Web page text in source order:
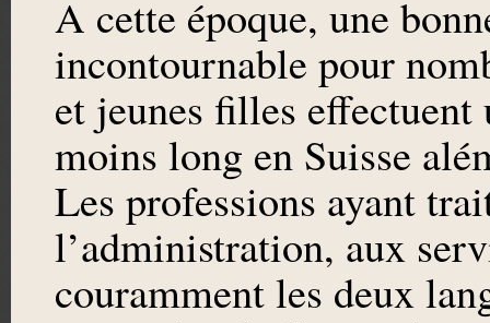
A cette époque, une
incontournable pour
et jeunes filles
moins long en Suisse
Les professions ayant
l’administration, aux
couramment les deux